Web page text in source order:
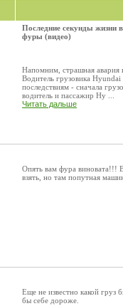
Последние секунды жизни
фуры (видео)
Напомним, страшная авария
Водитель грузовика
последствиям - сначала
водитель и пассажир Hy ...
Читать дальше
Опять вам фура виновата!!!
взять, но там попутная
Еще не известно какой
бы себе дороже.